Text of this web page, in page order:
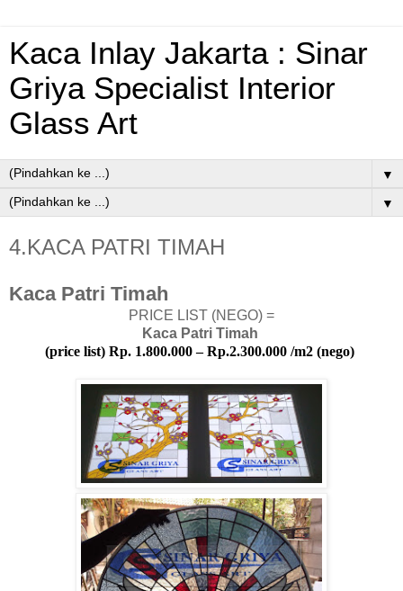
Kaca Inlay Jakarta : Sinar
Griya Specialist Interior
Glass Art
▼
▼
4.KACA PATRI TIMAH
Kaca Patri Timah
PRICE LIST (NEGO) =
Kaca Patri Timah
(price list) Rp. 1.800.000 – Rp.2.300.000 /m2 (nego)